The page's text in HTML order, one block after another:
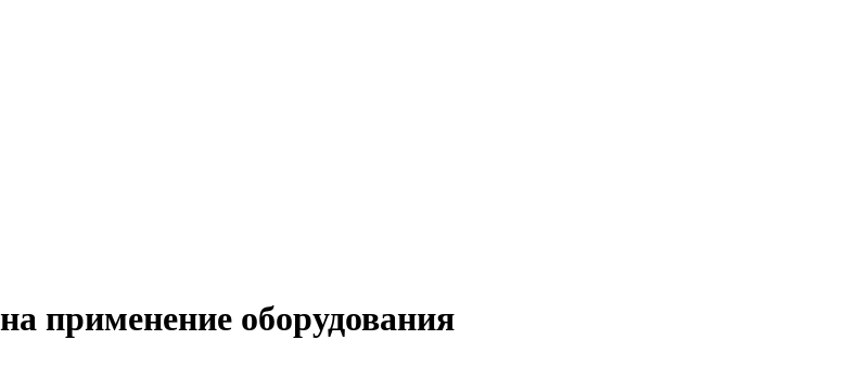
применение оборудования